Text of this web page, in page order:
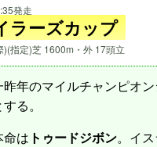
発走
ラーズカップ
指定)芝 1600m・外 17頭立
年のマイルチャンピオ
る。
は トゥードジボン。イ